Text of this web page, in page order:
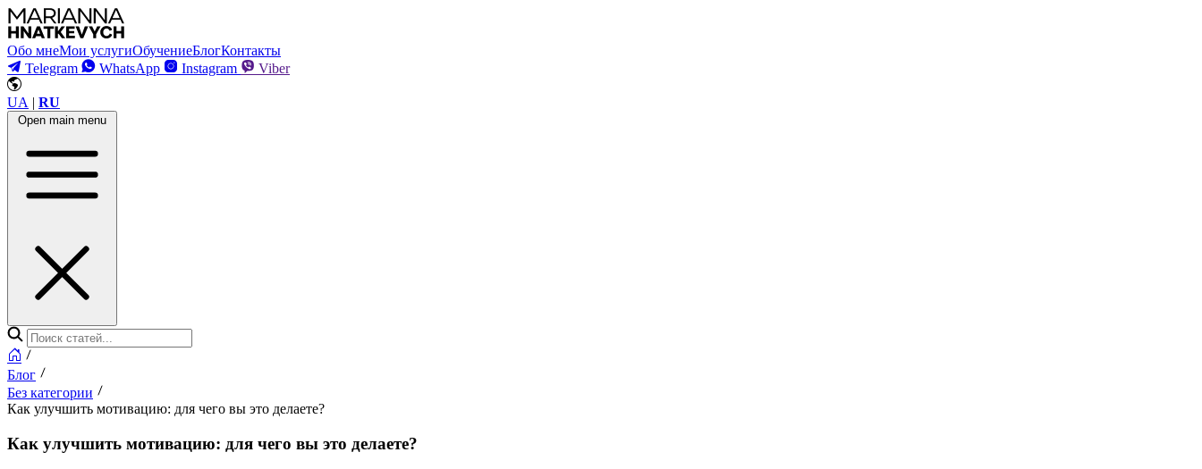
Обо мнеМои услугиОбучениеБлогКонтакты
Telegram
WhatsApp Instagram Viber
UA | RU
Open main menu
Блог
Без категории
Как улучшить мотивацию: для чего вы это делаете?
Как улучшить мотивацию: для чего вы это делаете?